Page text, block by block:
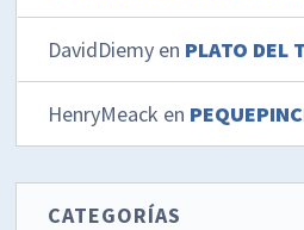
DavidDiemy en PLATO DEL
HenryMeack en
CATEGORÍAS